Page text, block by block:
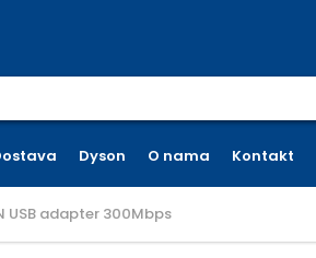
Dyson O nama Kontakt
USB adapter 300Mbps